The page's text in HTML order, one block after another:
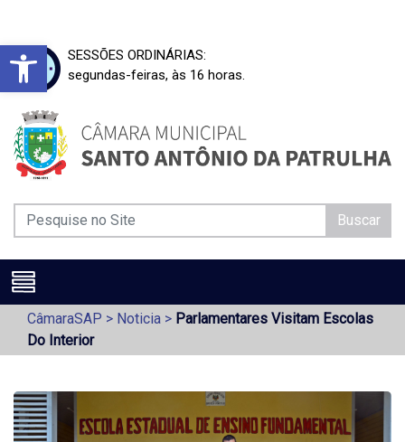
Barra de Ferramentas Aberta
SESSÕES ORDINÁRIAS:
segundas-feiras, às 16 horas.
Buscar
CâmaraSAP > Noticia > Parlamentares Visitam Escolas
Do Interior